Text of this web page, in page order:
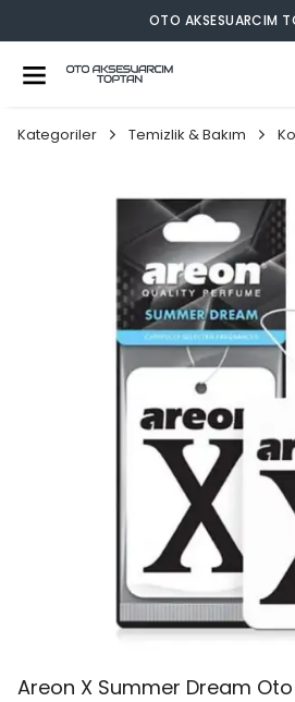
OTO AKSESUARCIM
Kategoriler Temizlik & Bakım
Areon X Summer Dream